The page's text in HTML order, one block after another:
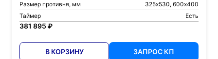
Размер противня, мм
325х530, 600х400
Таймер
Есть
381 895 ₽
В КОРЗИНУ ЗАПРОС КП